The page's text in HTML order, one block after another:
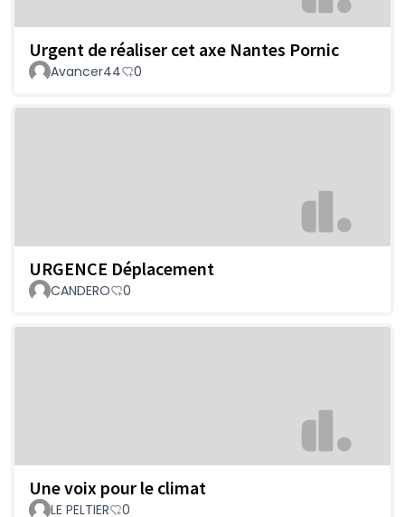
Urgent de réaliser cet axe Nantes Pornic
Avancer44 0
URGENCE Déplacement
CANDERO 0
Une voix pour le climat
LE PELTIER 0